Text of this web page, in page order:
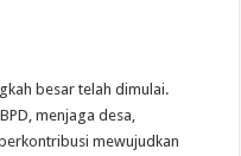
besar telah dimulai.
menjaga desa,
mewujudkan